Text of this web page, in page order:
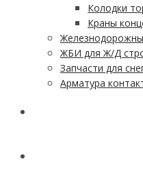
Колодки
Краны
ЖБИ для Ж/Д
Запчасти для
Арматура